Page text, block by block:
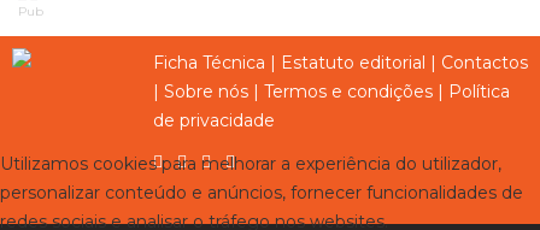
Pub
Ficha Técnica | Estatuto editorial | Contactos
| Sobre nós | Termos e condições | Política
de privacidade
Utilizamos cookies para melhorar a experiência do utilizador,
personalizar conteúdo e anúncios, fornecer funcionalidades de
redes sociais e analisar o tráfego nos websites.